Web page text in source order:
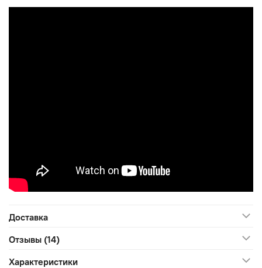
Доставка
Отзывы (14)
Характеристики